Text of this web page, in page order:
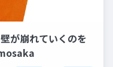
が崩れていくのを